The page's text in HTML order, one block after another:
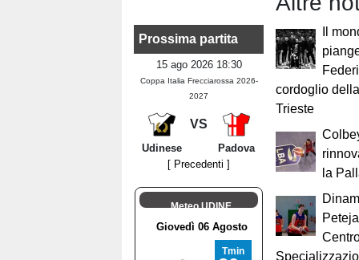
Prossima partita
15 ago 2026 18:30
Coppa Italia Frecciarossa 2026-
2027
VS
Udinese
Padova
[ Precedenti ]
Meteo UDINE
Il
cordoglio
Trieste
la